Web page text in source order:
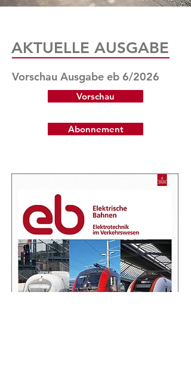
AKTUELLE AUSGABE
Vorschau Ausgabe eb 6/2026
Vorschau
Abonnement